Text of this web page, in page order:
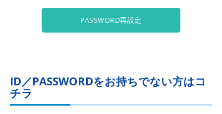
PASSWORD再設定
ID／PASSWORDをお持ちでない方はコ
チラ